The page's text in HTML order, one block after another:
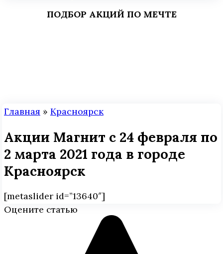
ПОДБОР АКЦИЙ ПО МЕЧТЕ
Главная » Красноярск
Акции Магнит с 24 февраля по
2 марта 2021 года в городе
Красноярск
[metaslider id=”13640″]
Оцените статью